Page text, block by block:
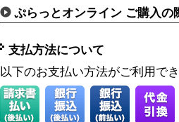
ぷらっとオンライン ご購入の
支払方法について
以下のお支払い方法がご利用で